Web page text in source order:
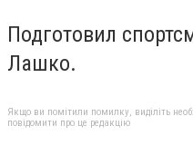
Подготовил
Лашко.
Якщо ви помітили помилку, виділіть
повідомити про це редакцію